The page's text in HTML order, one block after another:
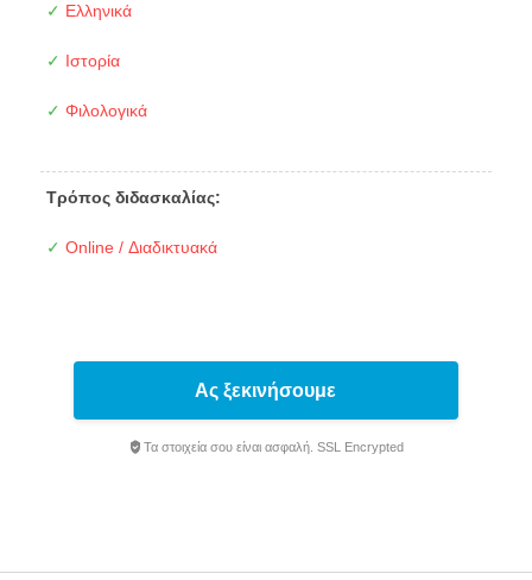
✓ Ελληνικά
✓ Ιστορία
✓ Φιλολογικά
Τρόπος διδασκαλίας:
✓ Online / Διαδικτυακά
Ας ξεκινήσουμε
Τα στοιχεία σου είναι ασφαλή. SSL Encrypted